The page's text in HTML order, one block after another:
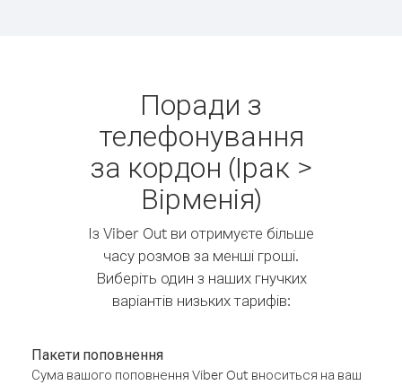
Поради з
телефонування
за кордон (Ірак >
Вірменія)
Із Viber Out ви отримуєте більше
часу розмов за менші гроші.
Виберіть один з наших гнучких
варіантів низьких тарифів:
Пакети поповнення
Сума вашого поповнення Viber Out вноситься на ваш